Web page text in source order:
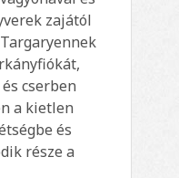
zajától
cserben
a kietlen
és
része a